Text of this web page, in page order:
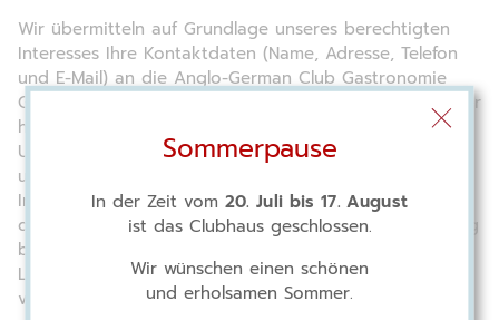
Wir übermitteln auf Grundlage unseres berechtigten
Interesses Ihre Kontaktdaten (Name, Adresse, Telefon
und E-Mail) an die Anglo-German Club Gastronomie
GmbH, Harvestehuder Weg 44, 20149 Hamburg. Darüber
hinaus nutzen wir personenbezogene Daten unter
Umständen für Empfehlungen bzw. Nachfragen zu
unseren Leistungen. Wir wollen Ihnen auf diese Weise
Informationen über unser Angebot zukommen lassen,
die Sie auf Grundlage unserer vertraglichen Verbindung
bei uns interessieren könnten, oder, um unsere
Leistungen und die unserer Mitarbeitenden zu
verbessern.
Sommerpause
In der Zeit vom 20. Juli bis 17. August
ist das Clubhaus geschlossen.
Wir wünschen einen schönen
und erholsamen Sommer.